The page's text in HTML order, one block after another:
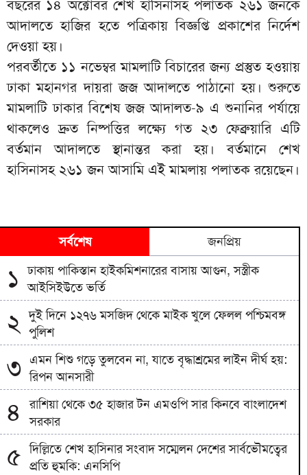
বছরের ১৪ অক্টোবর শেখ হাসিনাসহ পলাতক ২৬১ জনকে
আদালতে হাজির হতে পত্রিকায় বিজ্ঞপ্তি প্রকাশের নির্দেশ
দেওয়া হয়।
পরবর্তীতে ১১ নভেম্বর মামলাটি বিচারের জন্য প্রস্তুত হওয়ায়
ঢাকা মহানগর দায়রা জজ আদালতে পাঠানো হয়। শুরুতে
মামলাটি ঢাকার বিশেষ জজ আদালত-৯ এ শুনানির পর্যায়ে
থাকলেও দ্রুত নিষ্পত্তির লক্ষ্যে গত ২৩ ফেব্রুয়ারি এটি
বর্তমান আদালতে স্থানান্তর করা হয়। বর্তমানে শেখ
হাসিনাসহ ২৬১ জন আসামি এই মামলায় পলাতক রয়েছেন।
সর্বশেষ জনপ্রিয়
১ ঢাকায় পাকিস্তান হাইকমিশনারের বাসায় আগুন, সস্ত্রীক
আইসিইউতে ভর্তি
২
দুই দিনে ১২৭৬ মসজিদ থেকে মাইক খুলে ফেলল পশ্চিমবঙ্গ
পুলিশ
৩ এমন শিশু গড়ে তুলবেন না, যাতে বৃদ্ধাশ্রমের লাইন দীর্ঘ হয়:
রিপন আনসারী
৪
রাশিয়া থেকে ৩৫ হাজার টন এমওপি সার কিনবে বাংলাদেশ
সরকার
৫ দিল্লিতে শেখ হাসিনার সংবাদ সম্মেলন দেশের সার্বভৌমত্বের
প্রতি হুমকি: এনসিপি